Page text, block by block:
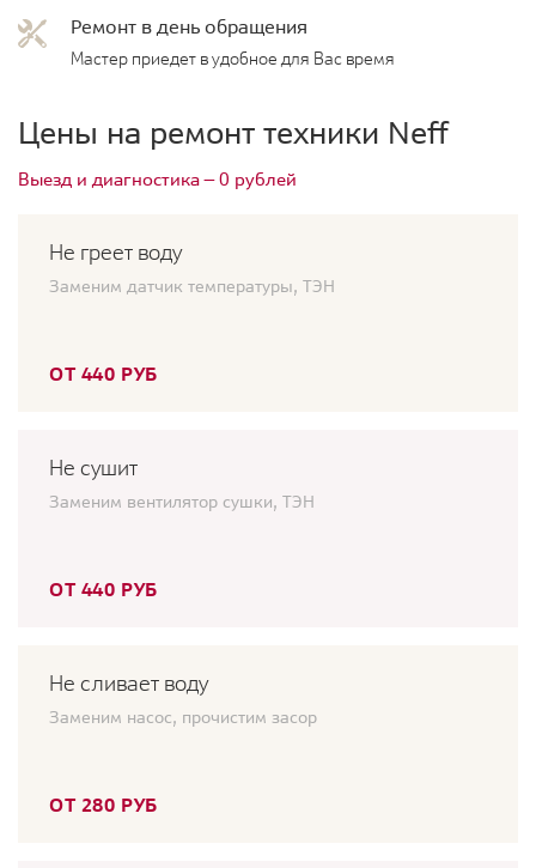
Ремонт в день обращения
Мастер приедет в удобное для Вас время
Цены на ремонт техники Neff
Выезд и диагностика — 0 рублей
Не греет воду
Заменим датчик температуры, ТЭН
ОТ 440 РУБ
Не сушит
Заменим вентилятор сушки, ТЭН
ОТ 440 РУБ
Не сливает воду
Заменим насос, прочистим засор
ОТ 280 РУБ